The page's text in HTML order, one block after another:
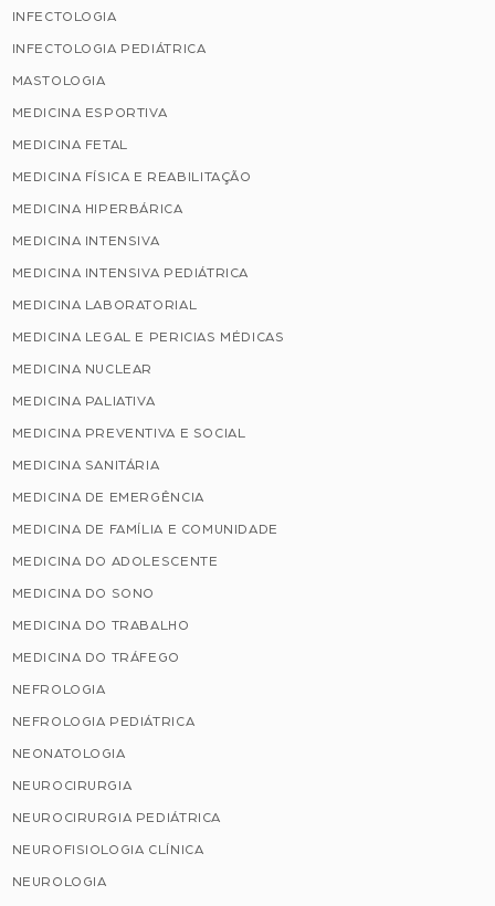
INFECTOLOGIA
INFECTOLOGIA PEDIÁTRICA
MASTOLOGIA
MEDICINA ESPORTIVA
MEDICINA FETAL
MEDICINA FÍSICA E REABILITAÇÃO
MEDICINA HIPERBÁRICA
MEDICINA INTENSIVA
MEDICINA INTENSIVA PEDIÁTRICA
MEDICINA LABORATORIAL
MEDICINA LEGAL E PERICIAS MÉDICAS
MEDICINA NUCLEAR
MEDICINA PALIATIVA
MEDICINA PREVENTIVA E SOCIAL
MEDICINA SANITÁRIA
MEDICINA DE EMERGÊNCIA
MEDICINA DE FAMÍLIA E COMUNIDADE
MEDICINA DO ADOLESCENTE
MEDICINA DO SONO
MEDICINA DO TRABALHO
MEDICINA DO TRÁFEGO
NEFROLOGIA
NEFROLOGIA PEDIÁTRICA
NEONATOLOGIA
NEUROCIRURGIA
NEUROCIRURGIA PEDIÁTRICA
NEUROFISIOLOGIA CLÍNICA
NEUROLOGIA